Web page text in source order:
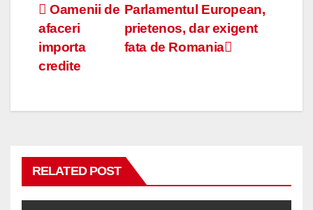
Navigare
în
articole
Parlamentul European,
prietenos, dar exigent
fata de Romania
Oamenii de
afaceri
importa
credite
RELATED POST